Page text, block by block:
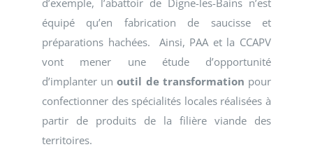
d’exemple, l’abattoir de Digne-les-Bains n’est
équipé qu’en fabrication de saucisse et
préparations hachées. Ainsi, PAA et la CCAPV
vont mener une étude d’opportunité
d’implanter unoutil de transformation pour
confectionner des spécialités locales réalisées à
partir de produits de la filière viande des
territoires.